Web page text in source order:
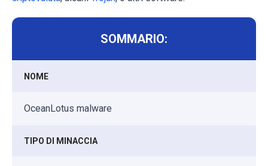
SOMMARIO:
NOME
OceanLotus malware
TIPO DI MINACCIA